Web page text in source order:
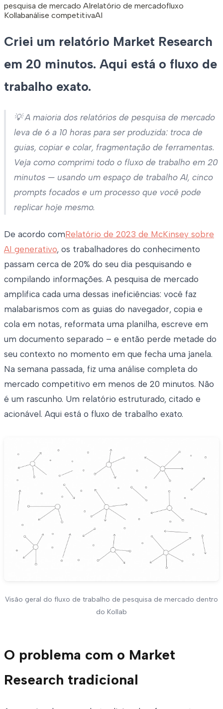
pesquisa de mercado AIrelatório de mercadofluxo
Kollabanálise competitivaAI
Criei um relatório Market Research
em 20 minutos. Aqui está o fluxo de
trabalho exato.
💡 A maioria dos relatórios de pesquisa de mercado
leva de 6 a 10 horas para ser produzida: troca de
guias, copiar e colar, fragmentação de ferramentas.
Veja como comprimi todo o fluxo de trabalho em 20
minutos — usando um espaço de trabalho AI, cinco
prompts focados e um processo que você pode
replicar hoje mesmo.
De acordo comRelatório de 2023 de McKinsey sobre
AI generativo, os trabalhadores do conhecimento
passam cerca de 20% do seu dia pesquisando e
compilando informações. A pesquisa de mercado
amplifica cada uma dessas ineficiências: você faz
malabarismos com as guias do navegador, copia e
cola em notas, reformata uma planilha, escreve em
um documento separado – e então perde metade do
seu contexto no momento em que fecha uma janela.
Na semana passada, fiz uma análise completa do
mercado competitivo em menos de 20 minutos. Não
é um rascunho. Um relatório estruturado, citado e
acionável. Aqui está o fluxo de trabalho exato.
Visão geral do fluxo de trabalho de pesquisa de mercado dentro
do Kollab
O problema com o Market
Research tradicional